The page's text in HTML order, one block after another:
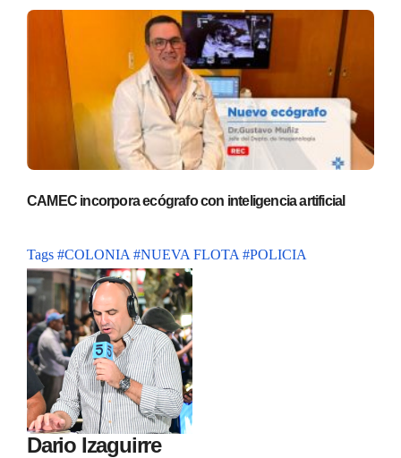
CAMEC incorpora ecógrafo con inteligencia artificial
Tags #COLONIA #NUEVA FLOTA #POLICIA
Dario Izaguirre